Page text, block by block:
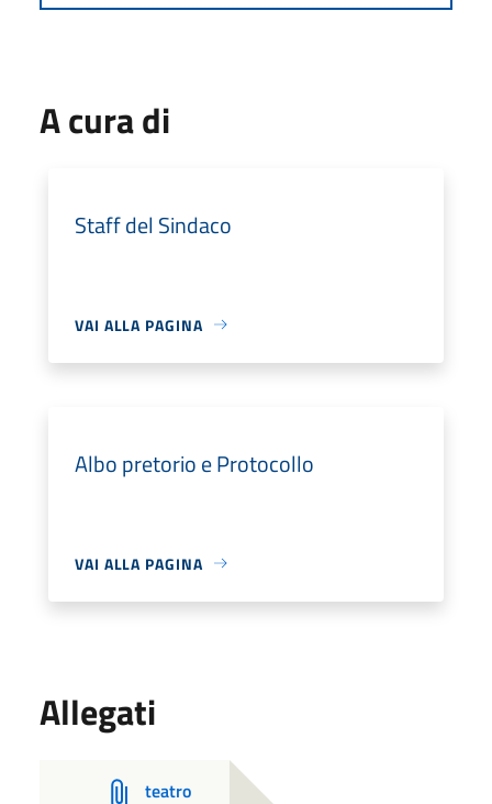
A cura di
Staff del Sindaco
VAI ALLA PAGINA
Albo pretorio e Protocollo
VAI ALLA PAGINA
Allegati
teatro